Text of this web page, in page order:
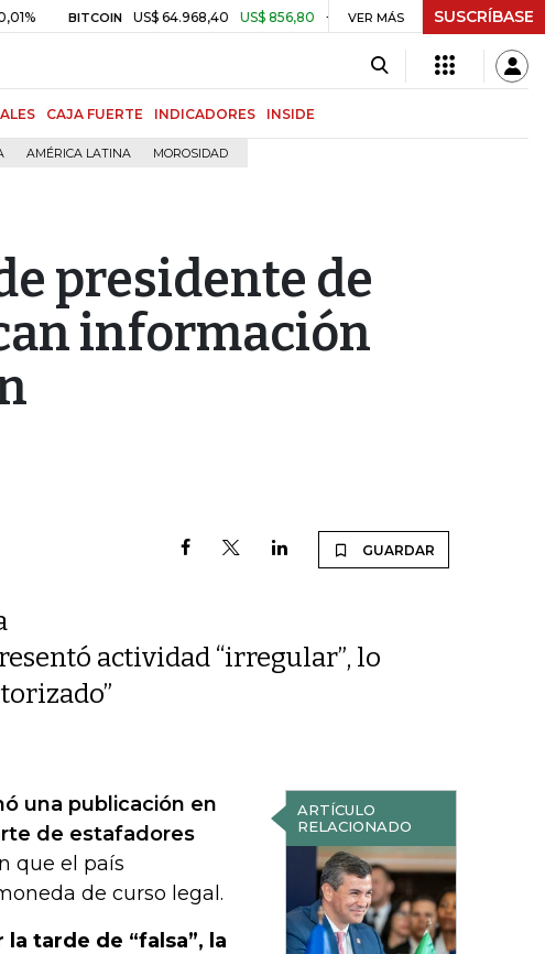
BITCOIN US$ 64.968,40 US$ 856,80 +1,34% TRM $ 3.179,40 -$ 25,11 -
VER MÁS SUSCRÍBASE
CAJA FUERTE INDICADORES INSIDE
AMÉRICA LATINA MOROSIDAD
presidente de
información
GUARDAR
actividad “irregular”, lo
ARTÍCULO
RELACIONADO
una publicación en
de estafadores
que el país
de curso legal.
tarde de “falsa”, la